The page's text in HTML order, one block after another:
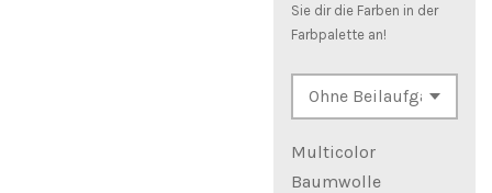
Sie dir die Farben in der
Farbpalette an!
Multicolor
Baumwolle